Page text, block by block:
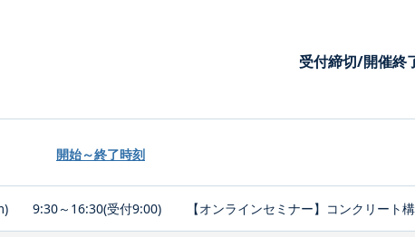
受付締切/開催終
開始～終了時刻
9:30～16:30(受付9:00) 【オンラインセミナー】コンクリート